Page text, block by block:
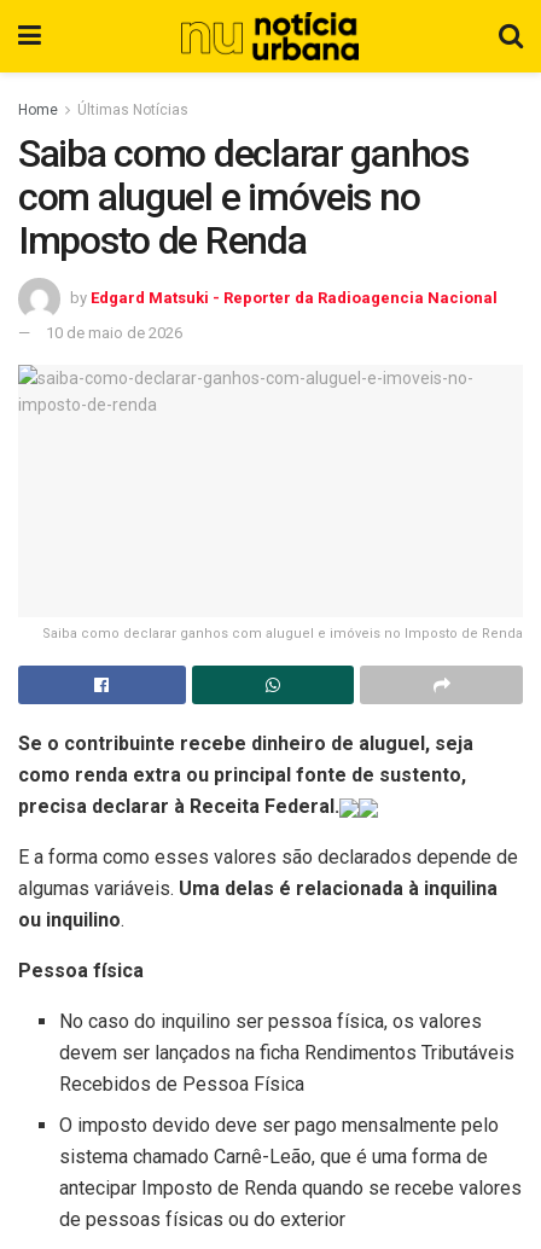
Home Últimas Notícias
Saiba como declarar ganhos
com aluguel e imóveis no
Imposto de Renda
by Edgard Matsuki - Reporter da Radioagencia Nacional
10 de maio de 2026
Saiba como declarar ganhos com aluguel e imóveis no Imposto de Renda
Se o contribuinte recebe dinheiro de aluguel, seja
como renda extra ou principal fonte de sustento,
precisa declarar à Receita Federal.
E a forma como esses valores são declarados depende de
algumas variáveis. Uma delas é relacionada à inquilina
ou inquilino.
Pessoa física
No caso do inquilino ser pessoa física, os valores
devem ser lançados na ficha Rendimentos Tributáveis
Recebidos de Pessoa Física
O imposto devido deve ser pago mensalmente pelo
sistema chamado Carnê-Leão, que é uma forma de
antecipar Imposto de Renda quando se recebe valores
de pessoas físicas ou do exterior